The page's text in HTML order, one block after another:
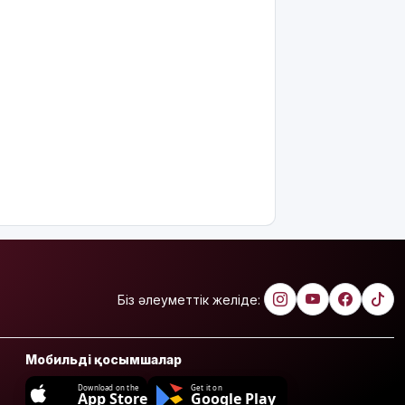
Біз әлеуметтік желіде:
Мобильді қосымшалар
Download on the
App Store
Get it on
Google Play